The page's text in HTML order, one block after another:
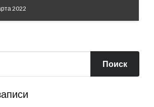
2022
Поиск